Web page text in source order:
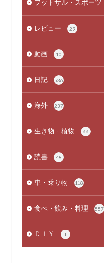
フットサル・スポーツ
レビュー 29
動画 10
日記 536
海外 237
生き物・植物 66
読書 48
車・乗り物 118
食べ・飲み・料理 557
ＤＩＹ 1